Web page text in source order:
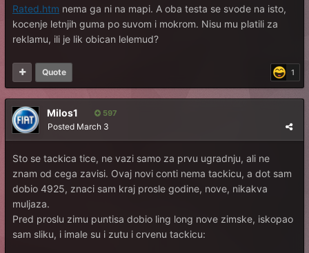
Rated.htm nema ga ni na mapi. A oba testa se svode na isto,
kocenje letnjih guma po suvom i mokrom. Nisu mu platili za
reklamu, ili je lik obican lelemud?
1
Quote
Milos1 597
Posted March 3
Sto se tackica tice, ne vazi samo za prvu ugradnju, ali ne
znam od cega zavisi. Ovaj novi conti nema tackicu, a dot sam
dobio 4925, znaci sam kraj prosle godine, nove, nikakva
muljaza.
Pred proslu zimu puntisa dobio ling long nove zimske, iskopao
sam sliku, i imale su i zutu i crvenu tackicu: